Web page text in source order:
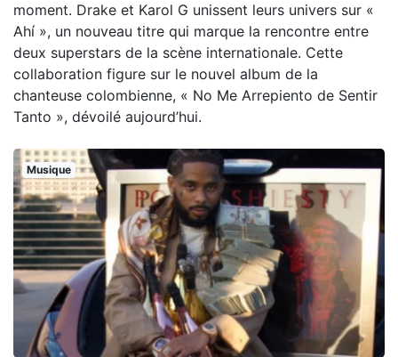
moment. Drake et Karol G unissent leurs univers sur «
Ahí », un nouveau titre qui marque la rencontre entre
deux superstars de la scène internationale. Cette
collaboration figure sur le nouvel album de la
chanteuse colombienne, « No Me Arrepiento de Sentir
Tanto », dévoilé aujourd’hui.
Musique